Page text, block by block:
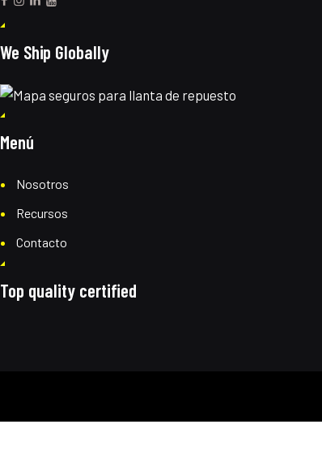
We Ship Globally
Menú
Nosotros
Recursos
Contacto
Top quality certified